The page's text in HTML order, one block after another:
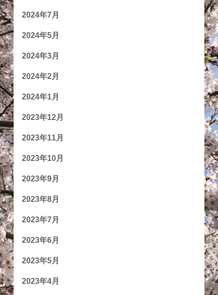
2024年7月
2024年5月
2024年3月
2024年2月
2024年1月
2023年12月
2023年11月
2023年10月
2023年9月
2023年8月
2023年7月
2023年6月
2023年5月
2023年4月